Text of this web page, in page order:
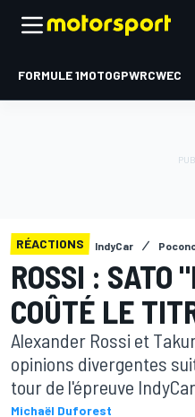
FORMULE 1MOTOGPWRCWEC
RÉACTIONS IndyCar
ROSSI : SATO
COÛTÉ LE
Alexander Rossi et
opinions divergentes
tour de l'épreuve
Michaël Duforest